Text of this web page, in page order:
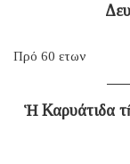
Πρό 60 ετων
Ἡ Καρυάτιδα